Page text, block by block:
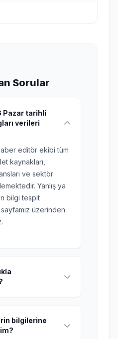
Sorular
Pazar tarihli
verileri
editör ekibi tüm
kaynakları,
ve sektör
Yanlış ya
bilgi tespit
üzerinden
bilgilerine